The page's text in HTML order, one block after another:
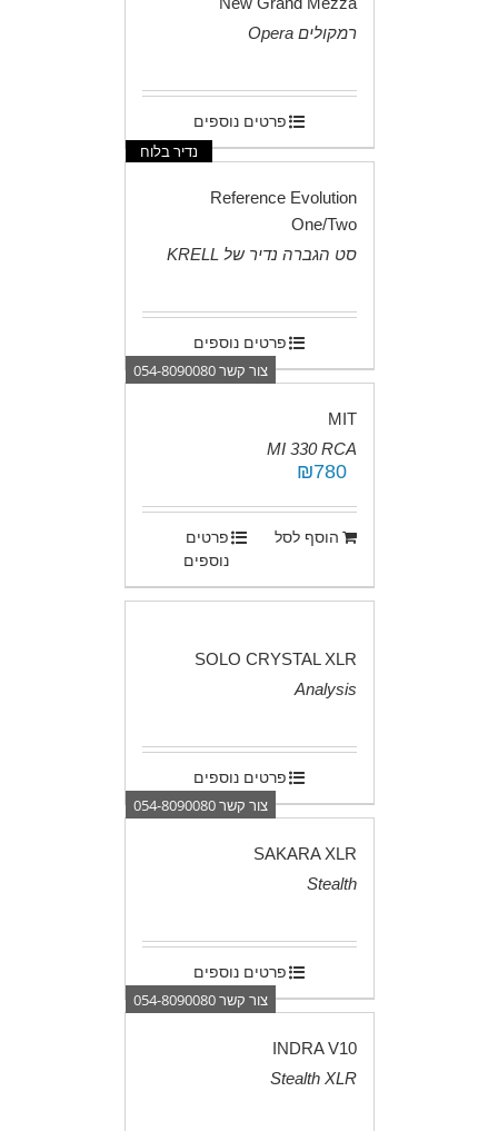
רמקולים Opera
פרטים נוספים
נדיר בלוח
Reference Evolution
One/Two
סט הגברה נדיר של KRELL
פרטים נוספים
צור קשר 054-8090080
MIT
MI 330 RCA
₪780
הוסף לסל
פרטים
נוספים
SOLO CRYSTAL XLR
Analysis
פרטים נוספים
צור קשר 054-8090080
SAKARA XLR
Stealth
פרטים נוספים
צור קשר 054-8090080
INDRA V10
Stealth XLR